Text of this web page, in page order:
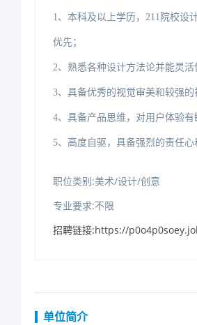
1、本科及以上学历，211院校设
优先；
2、熟悉各种设计方法论并能灵活
3、具备优秀的视觉审美和较强的
4、具备产品思维，对用户体验
5、高度自驱，具备强烈的责任
职位类别:美术/设计/创意
专业要求:不限
招聘链接:https://
单位简介